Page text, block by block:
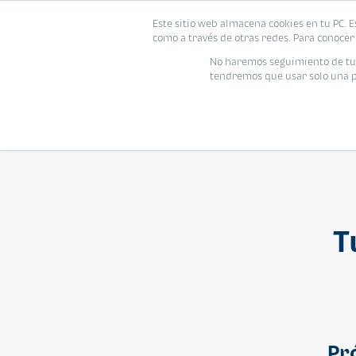
Este sitio web almacena cookies en tu
como a través de otras redes. Para
No haremos seguimiento de
tendremos que usar solo una